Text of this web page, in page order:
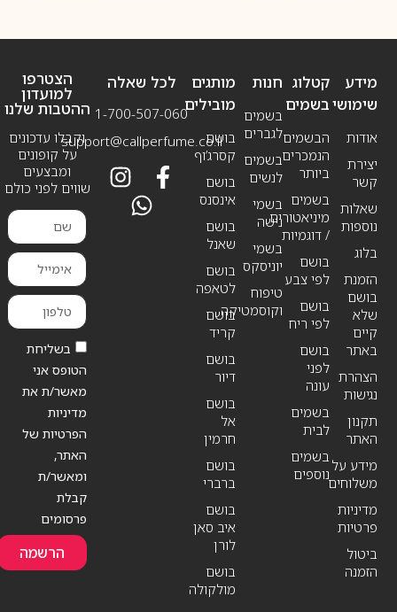
מידע
שימושי
אודות
יצירת
קשר
שאלות
נוספות
בלוג
הזמנת
בושם
שלא
קיים
באתר
הצהרת
נגישות
תקנון
האתר
מידע על
משלוחים
מדיניות
פרטיות
ביטול
הזמנה
חנות
בשמים
לגברים
בשמים
לנשים
בשמי
נישה
בשמי
יוניסקס
טיפוח
וקוסמטיקה
קטלוג
בשמים
הבשמים
הנמכרים
ביותר
בשמים
מיניאטורים
/ דוגמיות
בושם
לפי צבע
בושם
לפי ריח
בושם
לפני
עונה
בשמים
לבית
בשמים
נוספים
מותגים
מובילים
בושם
קסרג’וף
בושם
אינסנס
בושם
שאנל
בושם
לטאפה
בושם
קריד
בושם
דיור
בושם
אל
חרמין
בושם
ברברי
בושם
איב סאן
לורן
בושם
מולקולה
לכל שאלה
1-700-507-060
support@callperfume.co.il
הצטרפו
למועדון
ההטבות שלנו
וקבלו עדכונים
על קופונים
ומבצעים
שווים לפני כולם
בשליחת
הטופס אני
מאשר/ת את
מדיניות
הפרטיות של
האתר,
ומאשר/ת
קבלת
פרסומים
הרשמה